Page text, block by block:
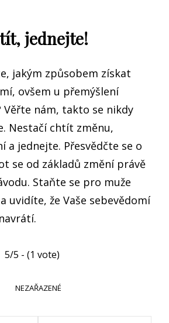
jednejte!
jakým způsobem získat
ovšem u přemýšlení
Věřte nám, takto se nikdy
Nestačí chtít změnu,
a jednejte. Přesvědčte se o
se od základů změní právě
Staňte se pro muže
uvidíte, že Vaše sebevědomí
5/5 - (1 vote)
CATEGORIES
NEZAŘAZENÉ